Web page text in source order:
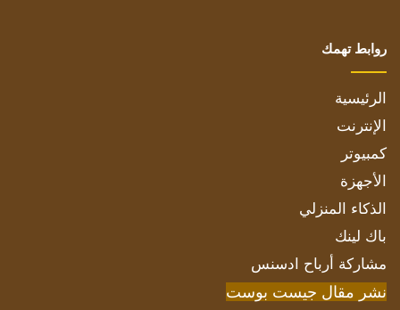
روابط تهمك
الرئيسية
الإنترنت
كمبيوتر
الأجهزة
الذكاء المنزلي
باك لينك
مشاركة أرباح ادسنس
نشر مقال جيست بوست